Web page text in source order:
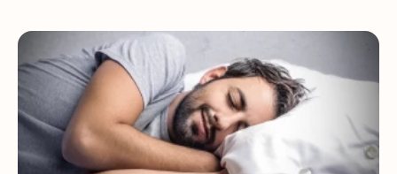
6 продуктов, которые мешают крепкому сну в пожилом